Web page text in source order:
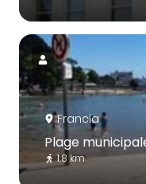
Francia
Plage
1.8 km